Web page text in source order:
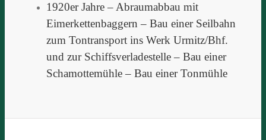
1920er Jahre – Abraumabbau mit
Eimerkettenbaggern – Bau einer Seilbahn
zum Tontransport ins Werk Urmitz/Bhf.
und zur Schiffsverladestelle – Bau einer
Schamottemühle – Bau einer Tonmühle